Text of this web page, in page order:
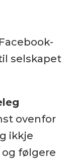
selskapet
ovenfor
ikkje
følgere